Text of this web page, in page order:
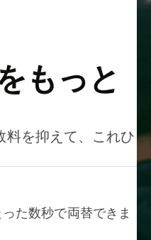
もっと
を抑えて、これひ
た数秒で両替できま